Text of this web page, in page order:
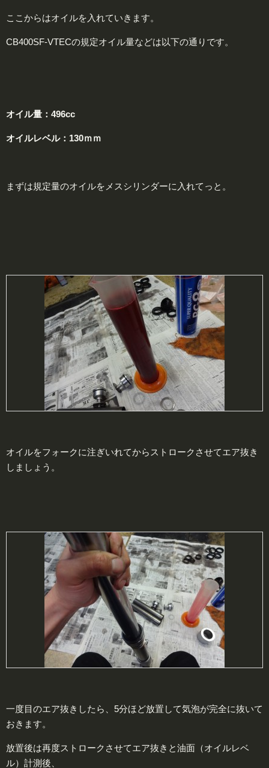
ここからはオイルを入れていきます。
CB400SF-VTECの規定オイル量などは以下の通りです。
オイル量：496cc
オイルレベル：130ｍｍ
まずは規定量のオイルをメスシリンダーに入れてっと。
オイルをフォークに注ぎいれてからストロークさせてエア抜き
しましょう。
一度目のエア抜きしたら、5分ほど放置して気泡が完全に抜いて
おきます。
放置後は再度ストロークさせてエア抜きと油面（オイルレベ
ル）計測後、